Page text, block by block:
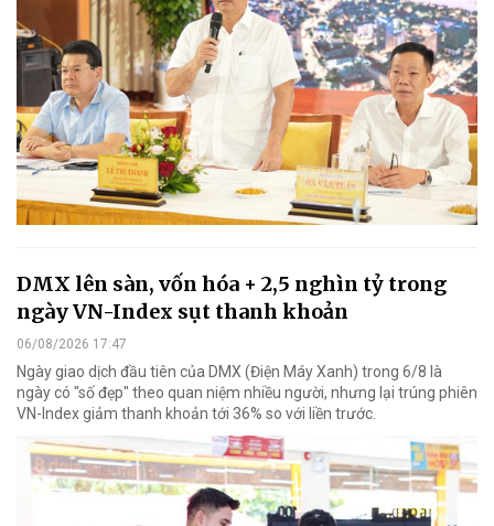
DMX lên sàn, vốn hóa + 2,5 nghìn tỷ trong
ngày VN-Index sụt thanh khoản
06/08/2026 17:47
Ngày giao dịch đầu tiên của DMX (Điện Máy Xanh) trong 6/8 là
ngày có "số đẹp" theo quan niệm nhiều người, nhưng lại trúng phiên
VN-Index giảm thanh khoản tới 36% so với liền trước.